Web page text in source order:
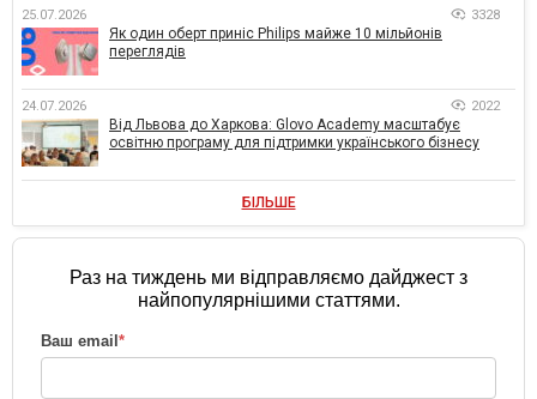
25.07.2026 3328
Як один оберт приніс Philips майже 10 мільйонів
переглядів
24.07.2026 2022
Від Львова до Харкова: Glovo Academy масштабує
освітню програму для підтримки українського бізнесу
БІЛЬШЕ
Раз на тиждень ми відправляємо дайджест з
найпопулярнішими статтями.
Ваш email*